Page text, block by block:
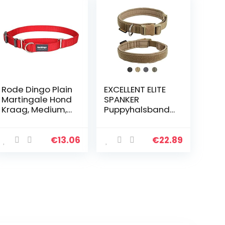
Rode Dingo Plain
Martingale Hond
Kraag, Medium,
€13.06
EXCELLENT ELITE
SPANKER
Puppyhalsband
Verstelbare€22.89